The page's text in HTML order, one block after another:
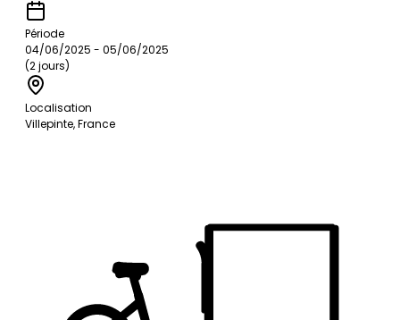
Période
04/06/2025 - 05/06/2025
(2 jours)
Localisation
Villepinte, France